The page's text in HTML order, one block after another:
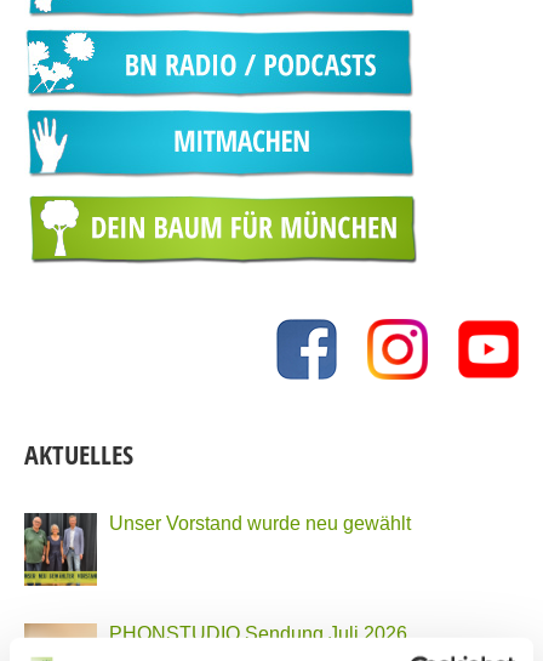
AKTUELLES
Unser Vorstand wurde neu gewählt
PHONSTUDIO Sendung Juli 2026